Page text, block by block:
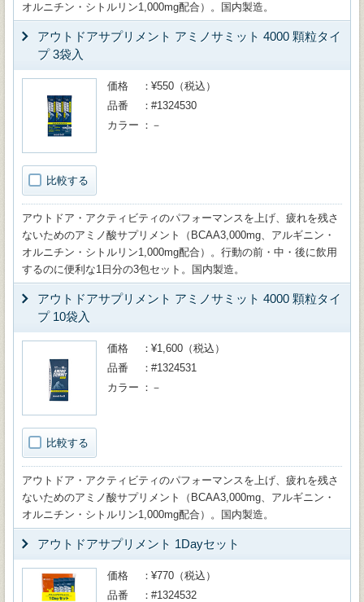
オルニチン・シトルリン1,000mg配合）。国内製造。
アウトドアサプリメント アミノサミット 4000 顆粒タイ
プ 3袋入
比較する
価格
¥550（税込）
品番
#1324530
カラー
－
アウトドア・アクティビティのパフォーマンスを上げ、疲れを残さ
ないためのアミノ酸サプリメント（BCAA3,000mg、アルギニン・
オルニチン・シトルリン1,000mg配合）。行動の前・中・後に飲用
するのに便利な1日分の3包セット。国内製造。
アウトドアサプリメント アミノサミット 4000 顆粒タイ
プ 10袋入
比較する
価格
¥1,600（税込）
品番
#1324531
カラー
－
アウトドア・アクティビティのパフォーマンスを上げ、疲れを残さ
ないためのアミノ酸サプリメント（BCAA3,000mg、アルギニン・
オルニチン・シトルリン1,000mg配合）。国内製造。
アウトドアサプリメント 1Dayセット
価格
¥770（税込）
品番
#1324532